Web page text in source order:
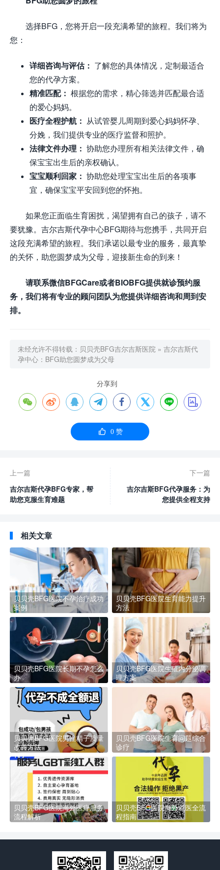
选择BFG，您将开启一段充满希望的旅程。我们将为
您：
详细咨询与评估： 了解您的具体情况，定制最适合
您的代孕方案。
精准匹配： 根据您的需求，精心筛选并匹配最合适
的爱心妈妈。
医疗全程护航：
从试管婴儿周期到爱心妈妈怀孕、
分娩，我们提供专业的医疗监督和照护。
法律文件办理： 协助您办理所有相关法律文件，确
保宝宝出生后的亲权确认。
宝宝顺利回家： 协助您处理宝宝出生后的各项事
宜，确保宝宝平安回到您的怀抱。
如果您正面临生育困扰，渴望拥有自己的孩子，请不
要犹豫。吉尔吉斯代孕中心BFG期待与您携手，共同开启
这段充满希望的旅程。我们承诺以最专业的服务，最真挚
的关怀，助您圆梦成为父母，迎接新生命的到来！
请联系微信BFGCare或者BIOBFG提供就诊预约服
务，我们将有专业的顾问团队为您提供详细咨询和周到安
排。
未经允许不得转载： 贝贝壳BFG吉尔吉斯医院 » 吉尔吉斯代
孕中心：BFG助您圆梦成为父母
分享到
       
 0赞
上一篇
吉尔吉斯代孕BFG专家，帮
助您克服生育难题
下一篇
吉尔吉斯BFG代孕服务：为
您提供全程支持
相关文章
贝贝壳BFG医院不孕治疗成功
案例
贝贝壳BFG医院生育能力提升
方法
贝贝壳BFG医院长期不孕怎么
办
贝贝壳BFG医院生殖内分泌调
理方案
贝贝壳BFG医院男性精子质量
改善方法
贝贝壳BFG医院生育问题综合
诊疗
贝贝壳BFG医院海外医疗服务
流程解析
贝贝壳BFG医院海外就医全流
程指南